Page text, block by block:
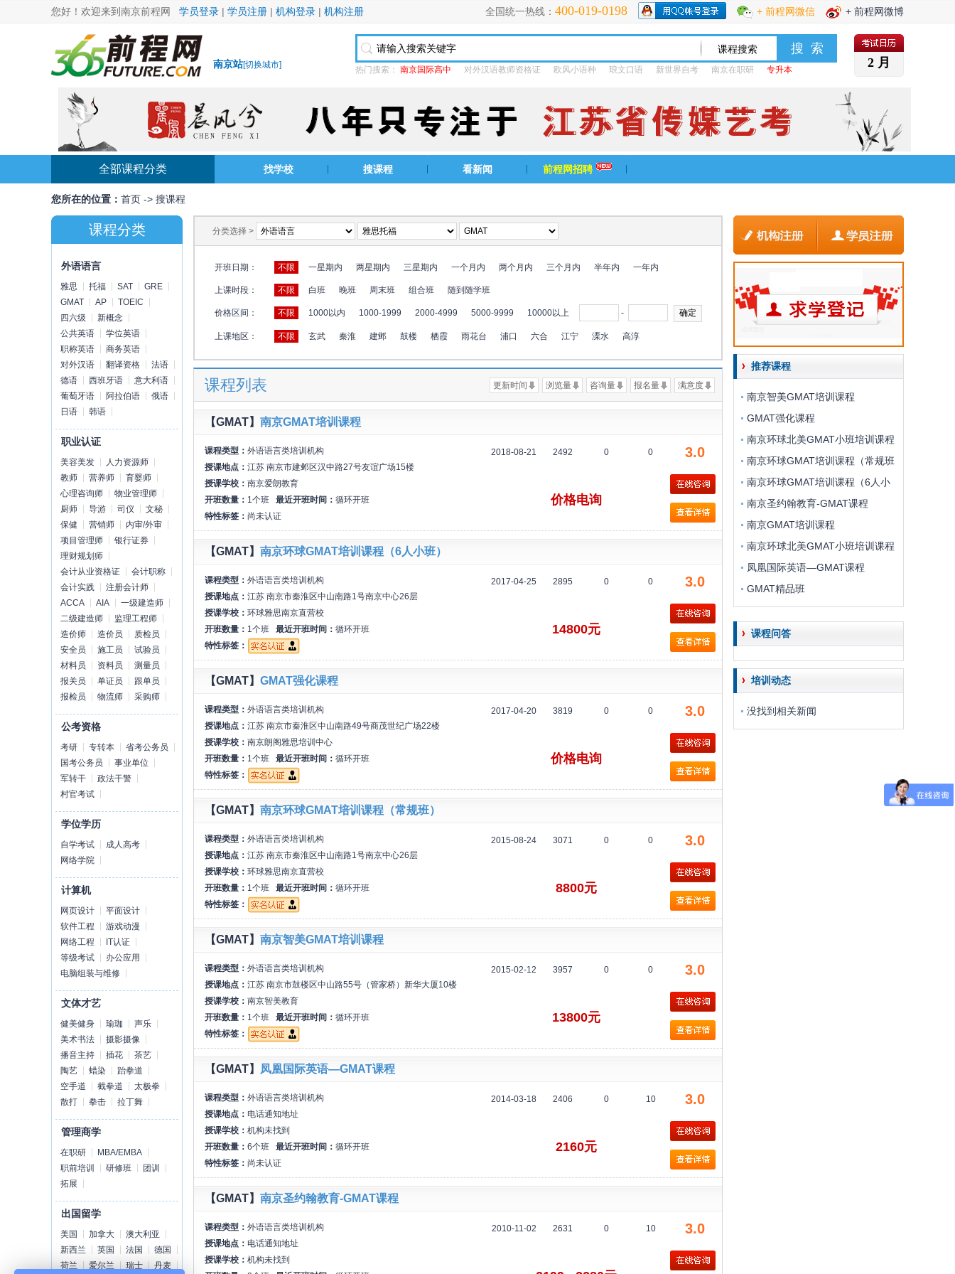
您好！欢迎来到南京前程网 学员登录 | 学员注册 | 机构登录 | 机构注册 + 前程网微博
+ 前程网微信
全国统一热线： 400-019-0198
南京站[切换城市] 热门搜索： 南京国际高中 对外汉语教师资格证 欧风小语种 琅文口语 新世界自考 南京在职研 专升本 2 月
全部课程分类 找学校 搜课程 看新闻 前程网招聘
您所在的位置： 首页 -> 搜课程
课程分类
外语语言
雅思 托福 SAT
GRE
GMAT
AP
TOEIC
四六级
新概念
公共英语
学位英语
职称英语
商务英语
对外汉语
翻译资格
法语
德语
西班牙语
意大利语
葡萄牙语
阿拉伯语
俄语
日语
韩语
职业认证
美容美发
人力资源师
教师
营养师
育婴师
心理咨询师
物业管理师
厨师
导游 司仪
文秘
保健
营销师
内审/外审
项目管理师
银行证券
理财规划师
会计从业资格证
会计职称
会计实践
注册会计师
ACCA
AIA
一级建造师
二级建造师
监理工程师
造价师
造价员
质检员
安全员
施工员
试验员
材料员
资料员
测量员
报关员
单证员
跟单员
报检员
物流师 采购师
公考资格
考研 专转本
省考公务员
国考公务员
事业单位
军转干
政法干警
村官考试
学位学历
自学考试
成人高考
网络学院
计算机
网页设计
平面设计
软件工程
游戏动漫
网络工程
IT认证
等级考试
办公应用
电脑组装与维修
文体才艺
健美健身 瑜珈
声乐
美术书法
摄影摄像
播音主持
插花
茶艺
陶艺
蜡染
跆拳道
空手道
截拳道
太极拳
散打
拳击 拉丁舞
管理商学
在职研
MBA/EMBA
职前培训
研修班
团训
拓展
出国留学
美国 加拿大
澳大利亚
新西兰
英国 法国
德国
荷兰
爱尔兰 瑞士 丹麦
分类选择 >
开班日期： 不限 一星期内 两星期内 三星期内 一个月内 两个月内 三个月内 半年内 一年内
上课时段： 不限 白班 晚班 周末班 组合班 随到随学班
价格区间： 不限 1000以内 1000-1999 2000-4999 5000-9999 10000以上 -
上课地区： 不限 玄武 秦淮 建邺 鼓楼 栖霞 雨花台 浦口 六合 江宁 溧水 高淳
课程列表 满意度
报名量
咨询量
浏览量
更新时间
【GMAT】 南京GMAT培训课程
课程类型： 外语语言类培训机构
授课地点： 江苏 南京市建邺区汉中路27号友谊广场15楼
授课学校： 南京爱朗教育
开班数量： 1个班 最近开班时间： 循环开班
特性标签： 尚未认证
2018-08-21 2492 0 0 3.0
价格电询
【GMAT】 南京环球GMAT培训课程（6人小班）
课程类型： 外语语言类培训机构
授课地点： 江苏 南京市秦淮区中山南路1号南京中心26层
授课学校： 环球雅思南京直营校
开班数量： 1个班 最近开班时间： 循环开班
特性标签：
2017-04-25 2895 0 0 3.0
14800元
【GMAT】 GMAT强化课程
课程类型： 外语语言类培训机构
授课地点： 江苏 南京市秦淮区中山南路49号商茂世纪广场22楼
授课学校： 南京朗阁雅思培训中心
开班数量： 1个班 最近开班时间： 循环开班
特性标签：
2017-04-20 3819 0 0 3.0
价格电询
【GMAT】 南京环球GMAT培训课程（常规班）
课程类型： 外语语言类培训机构
授课地点： 江苏 南京市秦淮区中山南路1号南京中心26层
授课学校： 环球雅思南京直营校
开班数量： 1个班 最近开班时间： 循环开班
特性标签：
2015-08-24 3071 0 0 3.0
8800元
【GMAT】 南京智美GMAT培训课程
课程类型： 外语语言类培训机构
授课地点： 江苏 南京市鼓楼区中山路55号（管家桥）新华大厦10楼
授课学校： 南京智美教育
开班数量： 1个班 最近开班时间： 循环开班
特性标签：
2015-02-12 3957 0 0 3.0
13800元
【GMAT】 凤凰国际英语—GMAT课程
课程类型： 外语语言类培训机构
授课地点： 电话通知地址
授课学校： 机构未找到
开班数量： 6个班 最近开班时间： 循环开班
特性标签： 尚未认证
2014-03-18 2406 0 10 3.0
2160元
【GMAT】 南京圣约翰教育-GMAT课程
课程类型： 外语语言类培训机构
授课地点： 电话通知地址
授课学校： 机构未找到
2010-11-02 2631 0 10 3.0
推荐课程
南京智美GMAT培训课程
GMAT强化课程
南京环球北美GMAT小班培训课程
南京环球GMAT培训课程（常规班
南京环球GMAT培训课程（6人小
南京圣约翰教育-GMAT课程
南京GMAT培训课程
南京环球北美GMAT小班培训课程
凤凰国际英语—GMAT课程
GMAT精品班
课程问答
培训动态
没找到相关新闻